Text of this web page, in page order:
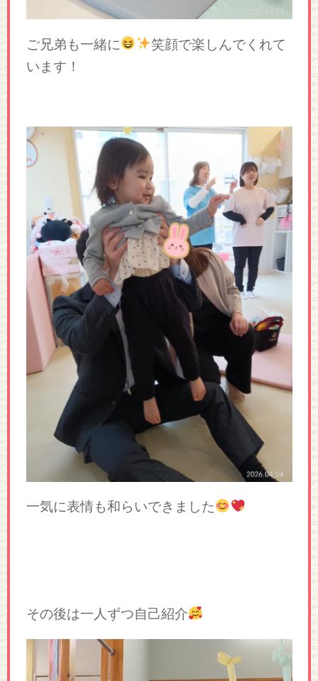
ご兄弟も一緒に
笑顔で楽しんでくれて
います！
一気に表情も和らいできました
その後は一人ずつ自己紹介